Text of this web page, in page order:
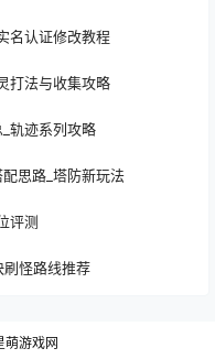
名认证修改教程
打法与收集攻略
轨迹系列攻略
思路_塔防新玩法
评测
刷怪路线推荐
萌游戏网